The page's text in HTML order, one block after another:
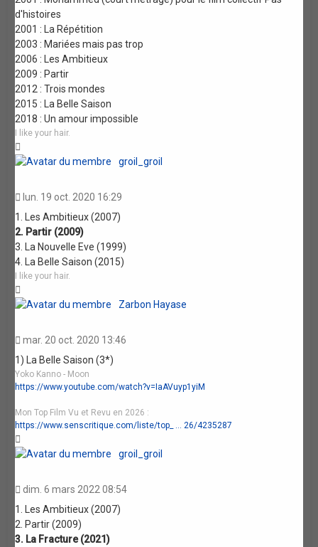
d'histoires
2001 : La Répétition
2003 : Mariées mais pas trop
2006 : Les Ambitieux
2009 : Partir
2012 : Trois mondes
2015 : La Belle Saison
2018 : Un amour impossible
I like your hair.
groil_groil
lun. 19 oct. 2020 16:29
1. Les Ambitieux (2007)
2. Partir (2009)
3. La Nouvelle Eve (1999)
4. La Belle Saison (2015)
I like your hair.
Zarbon Hayase
mar. 20 oct. 2020 13:46
1) La Belle Saison (3*)
Yoko Kanno - Moon
https://www.youtube.com/watch?v=IaAVuyp1yiM
Mon Top Film Vu et Revu en 2026 :
https://www.senscritique.com/liste/top_ ... 26/4235287
groil_groil
dim. 6 mars 2022 08:54
1. Les Ambitieux (2007)
2. Partir (2009)
3. La Fracture (2021)